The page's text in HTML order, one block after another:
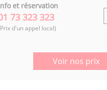
et réservation
73 323 323
d'un appel local)
Voir nos prix